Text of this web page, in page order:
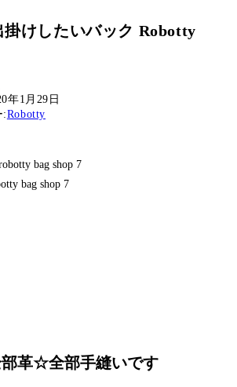
掛けしたいバック Robotty
年1月29日
:Robotty
bag shop 7
部革☆全部手縫いです